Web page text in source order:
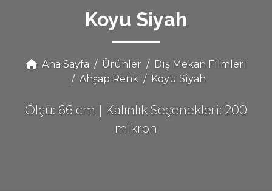
Koyu Siyah
Ana Sayfa Ürünler
Dış Mekan Filmleri
Ahşap Renk
Koyu Siyah
Ölçü: 66 cm | Kalınlık Seçenekleri: 200
mikron